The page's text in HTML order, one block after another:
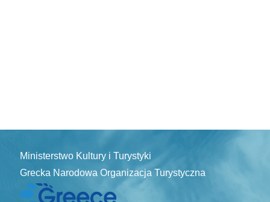
Ministerstwo Kultury i Turystyki
Grecka Narodowa Organizacja Turystyczna